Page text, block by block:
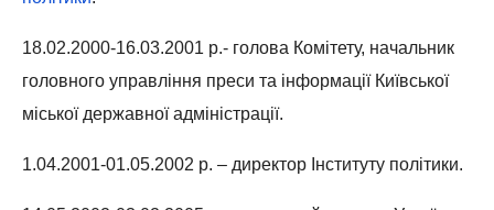
18.02.2000-16.03.2001 р.- голова Комітету, начальник
головного управління преси та інформації Київської
міської державної адміністрації.
1.04.2001-01.05.2002 р. – директор Інституту політики.